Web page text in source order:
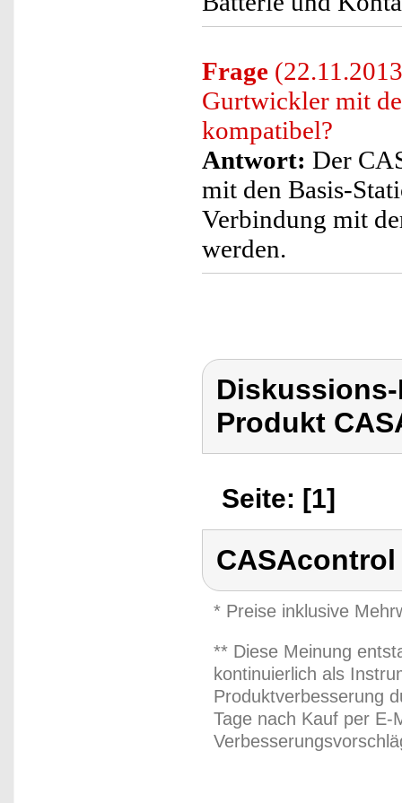
Frage
Gurtwickler mit
kompatibel?
Antwort: Der
mit den Basis-
Verbindung mit
werden.
Produkt
Seite: [1]
CASAcontrol
* Preise inklusive
** Diese Meinung
kontinuierlich als
Produktverbesserung
Tage nach Kauf per E-